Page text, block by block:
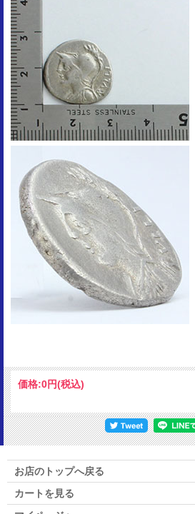
価格:0円(税込)
お店のトップへ戻る
カートを見る